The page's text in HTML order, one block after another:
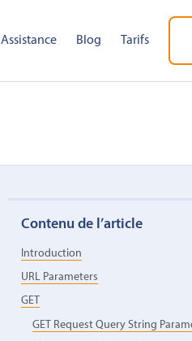
Assistance Blog Tarifs
Contenu de l’article
Introduction
URL Parameters
GET
GET Request Query String